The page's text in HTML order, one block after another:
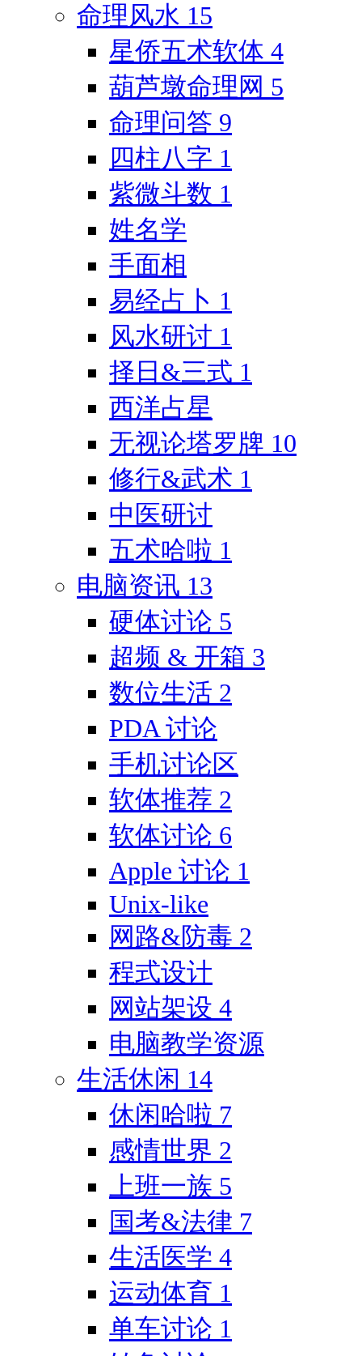
命理风水 15
星侨五术软体 4
葫芦墩命理网 5
命理问答 9
四柱八字 1
紫微斗数 1
姓名学
手面相
易经占卜 1
风水研讨 1
择日&三式 1
西洋占星
无视论塔罗牌 10
修行&武术 1
中医研讨
五术哈啦 1
电脑资讯 13
硬体讨论 5
超频 & 开箱 3
数位生活 2
PDA 讨论
手机讨论区
软体推荐 2
软体讨论 6
Apple 讨论 1
Unix-like
网路&防毒 2
程式设计
网站架设 4
电脑教学资源
生活休闲 14
休闲哈啦 7
感情世界 2
上班一族 5
国考&法律 7
生活医学 4
运动体育 1
单车讨论 1